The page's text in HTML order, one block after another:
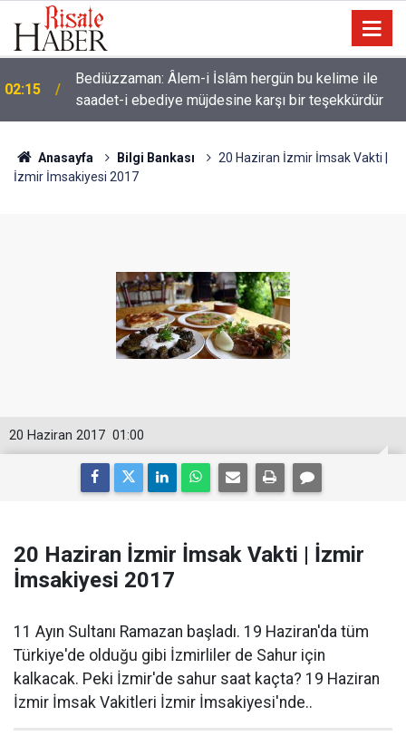
01:45 Cimrilik etme ki, Allah da senden ihsanını kesmesin
Anasayfa Bilgi Bankası
20 Haziran İzmir İmsak Vakti |
İzmir İmsakiyesi 2017
01:00
20 Haziran 2017
20 Haziran İzmir İmsak Vakti | İzmir
İmsakiyesi 2017
11 Ayın Sultanı Ramazan başladı. 19 Haziran'da tüm
Türkiye'de olduğu gibi İzmirliler de Sahur için
kalkacak. Peki İzmir'de sahur saat kaçta? 19 Haziran
İzmir İmsak Vakitleri İzmir İmsakiyesi'nde..